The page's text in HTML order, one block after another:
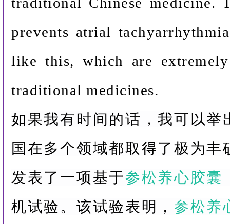
prevents atrial
like this, which are
traditional medicines.
如果我有时间的话，我可以举
国在多个领域都取得了极为
发表了一项基于参松养心胶囊
机试验。该试验表明， 参松养